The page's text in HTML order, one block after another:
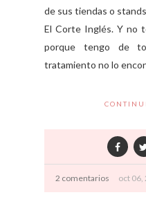
de sus tiendas o
El Corte Inglés. Y no
porque tengo de
tratamiento no lo
2 comentarios oct 06,